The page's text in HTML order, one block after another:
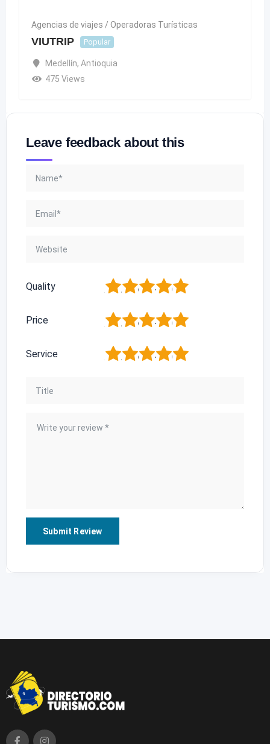
Agencias de viajes / Operadoras Turísticas
VIUTRIP Popular
Medellín, Antioquia
475 Views
Leave feedback about this
Quality 5
4
3
2
Price 5
4
3
2
Service 5
4
3
2